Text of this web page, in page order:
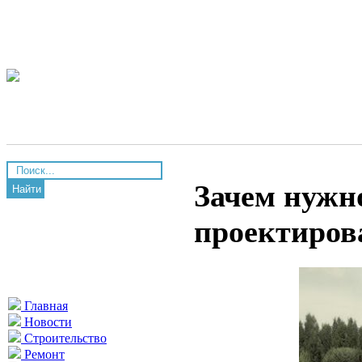
Найти
Главная
Новости
Строительство
Ремонт
Зачем